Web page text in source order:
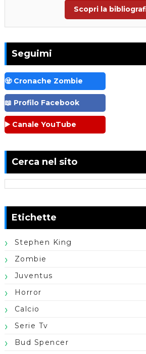
Scopri la
Seguimi
🧟 Cronache Zombie
📖 Profilo Facebook
▶️ Canale YouTube
Cerca nel sito
Etichette
Stephen King
Zombie
Juventus
Horror
Calcio
Serie Tv
Bud Spencer